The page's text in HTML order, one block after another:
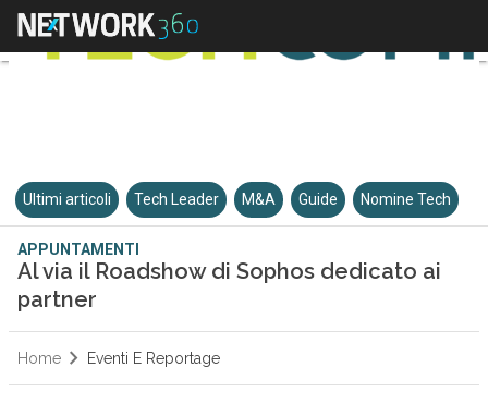
Ultimi articoli Tech Leader M&A Guide Nomine Tech
APPUNTAMENTI
Al via il Roadshow di Sophos dedicato ai
partner
Home Eventi E Reportage